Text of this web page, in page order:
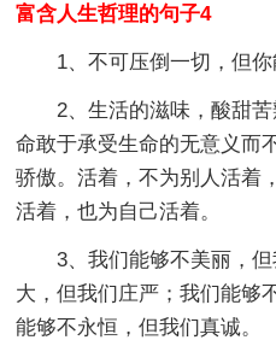
富含人生哲理的句子4
1、不可压倒一切，但你
2、生活的滋味，酸甜苦
命敢于承受生命的无意义而
骄傲。活着，不为别人活着
活着，也为自己活着。
3、我们能够不美丽，但
大，但我们庄严；我们能够
能够不永恒，但我们真诚。